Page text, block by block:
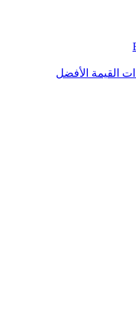
القيمة الأفضل